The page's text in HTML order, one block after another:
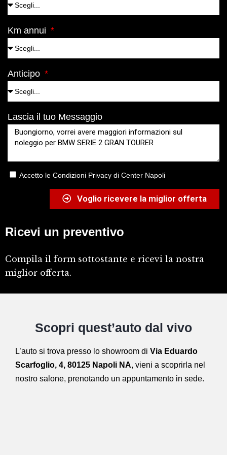
Km annui
Anticipo
Lascia il tuo Messaggio
Accetto le Condizioni Privacy di Center Napoli
Voglio ricevere la miglior offerta
Ricevi un preventivo
Compila il form sottostante e ricevi la nostra
miglior offerta.
Scopri quest’auto dal vivo
L’auto si trova presso lo showroom di Via Eduardo
Scarfoglio, 4, 80125 Napoli NA, vieni a scoprirla nel
nostro salone, prenotando un appuntamento in sede.